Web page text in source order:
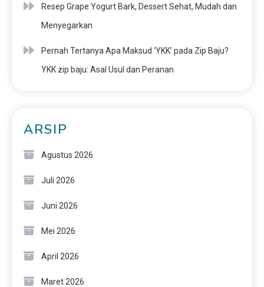
Resep Grape Yogurt Bark, Dessert Sehat, Mudah dan
Menyegarkan
Pernah Tertanya Apa Maksud ‘YKK’ pada Zip Baju?
YKK zip baju: Asal Usul dan Peranan
ARSIP
Agustus 2026
Juli 2026
Juni 2026
Mei 2026
April 2026
Maret 2026